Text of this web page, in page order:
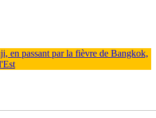
en passant par la fièvre de Bangkok,